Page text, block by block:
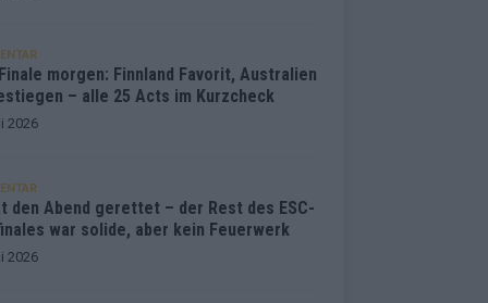
morgen: Finnland Favorit, Australien
– alle 25 Acts im Kurzcheck
2026
den Abend gerettet – der Rest des ESC-
war solide, aber kein Feuerwerk
2026